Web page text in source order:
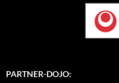
PARTNER-DOJO: